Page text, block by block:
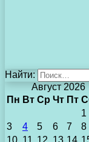
Найти:
Август 2026
Пн Вт Ср Чт Пт
1
3
4 5 6 7 8
10 11 12 13 14